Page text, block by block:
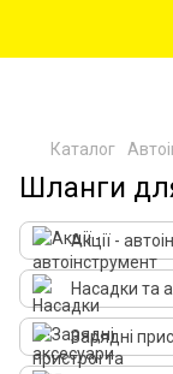
Каталог
Шланги
Акції -
Насадки та
Зарядні